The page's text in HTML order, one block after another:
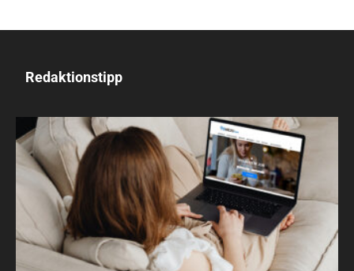
Redaktionstipp